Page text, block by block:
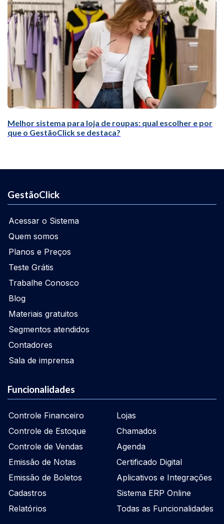
Melhor sistema para loja de roupas: qual escolher e por
que o GestãoClick se destaca?
GestãoClick
Acessar o Sistema
Quem somos
Planos e Preços
Teste Grátis
Trabalhe Conosco
Blog
Materiais gratuitos
Segmentos atendidos
Contadores
Sala de imprensa
Funcionalidades
Controle Financeiro
Controle de Estoque
Controle de Vendas
Emissão de Notas
Emissão de Boletos
Cadastros
Relatórios
Lojas
Chamados
Agenda
Certificado Digital
Aplicativos e Integrações
Sistema ERP Online
Todas as Funcionalidades